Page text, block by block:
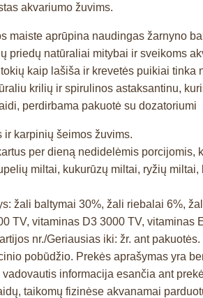
akvariumo žuvims.
maiste aprūpina naudingas žarnyno
priedų natūraliai mitybai ir sveikoms
kaip lašiša ir krevetės puikiai tinka
krilių ir spirulinos astaksantinu,
perdirbama pakuotė su dozatoriumi
karpinių šeimos žuvims.
per dieną nedidelėmis porcijomis,
miltai, kukurūzų miltai, ryžių
žali baltymai 30%, žali riebalai 6%,
TV, vitaminas D3 3000 TV, vitaminas
nr./Geriausias iki: žr. ant pakuotės.
pobūdžio. Prekės aprašymas yra
informacija esančia ant
taikomų fizinėse akvanamai